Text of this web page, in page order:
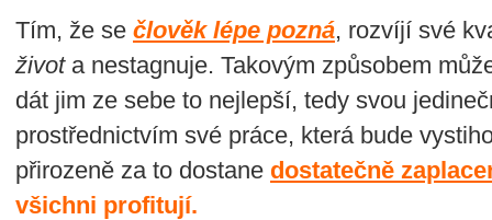
Tím, že se člověk lépe pozná, rozvíjí své
života nestagnuje. Takovým způsobem
dát jim ze sebe to nejlepší, tedy svou
prostřednictvím své práce, která bude
přirozeně za to dostane dostatečně
všichni profitují.